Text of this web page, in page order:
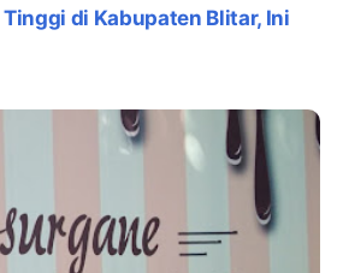
di Kabupaten Blitar, Ini